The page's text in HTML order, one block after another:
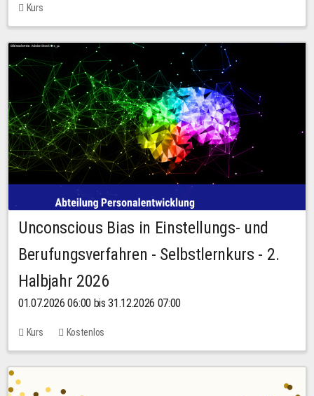
Kurs
Unconscious Bias in Einstellungs- und
Berufungsverfahren - Selbstlernkurs - 2.
Halbjahr 2026
01.07.2026 06:00 bis 31.12.2026 07:00
Kurs Kostenlos